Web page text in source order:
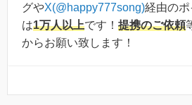
グやX(@happy777song)経由の
は1万人以上です！ 提携のご依頼
からお願い致します！